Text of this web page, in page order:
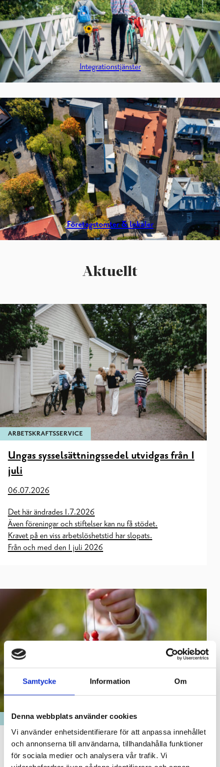
Samtycke Information Om
Denna webbplats använder cookies
Vi använder enhetsidentifierare för att anpassa innehållet
och annonserna till användarna, tillhandahålla funktioner
för sociala medier och analysera vår trafik. Vi
Integrationstjänster
Företagstomter & lokaler
Aktuellt
ARBETSKRAFTSSERVICE
Ungas sysselsättningssedel utvidgas från 1
juli
06.07.2026
Det här ändrades 1.7.2026
Även föreningar och stiftelser kan nu få stödet.
Kravet på en viss arbetslöshetstid har slopats.
Från och med den 1 juli 2026
ARBETSKRAFTSSERVICE
Avvikande öppettider för
arbetskraftsservicen sommaren 2026